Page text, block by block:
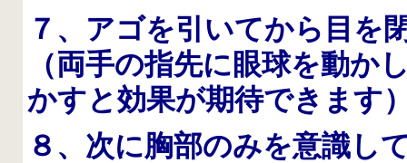
７、アゴを引いてから目を
（両手の指先に眼球を動か
かすと効果が期待できます
８、次に胸部のみを意識し